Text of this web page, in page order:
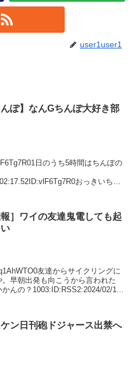
user1user1
んぽ】なんGちんぽ大好き部
日のうち5時間はちんぽの
おっきいちん
報］ワイの友達鬼電しても起
友達からサイクリングに
早朝出発も向こうから言われた
んの？1003:ID:RSS2:2024/02/1...
ン日刊砲ドジャース出禁へ